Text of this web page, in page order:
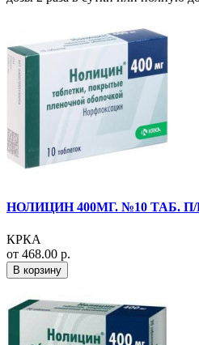
НОЛИЦИН 400МГ. №10 ТАБ. П/
КРКА
от 468.00 р.
В корзину